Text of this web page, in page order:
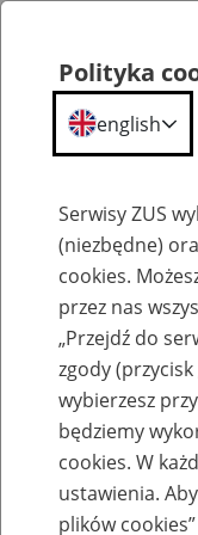
Polityka
english
Serwisy ZUS
(niezbędne)
cookies.
przez nas
„Przejdź do
zgody (przycisk
wybierzesz
będziemy
cookies. W
ustawienia.
plików